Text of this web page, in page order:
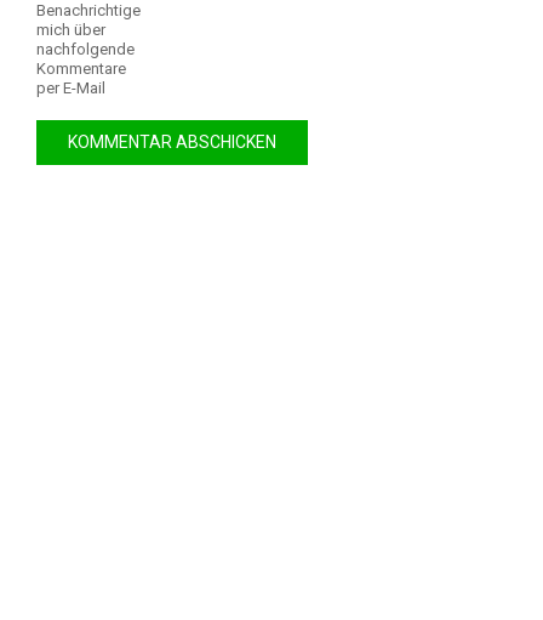
Benachrichtige
mich über
nachfolgende
Kommentare
per E-Mail